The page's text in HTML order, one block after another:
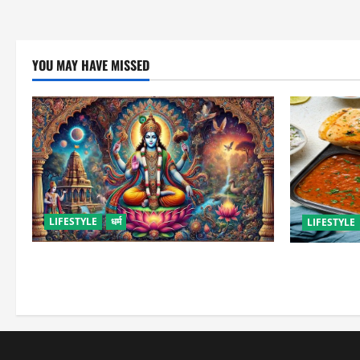
YOU MAY HAVE MISSED
LIFESTYLE धर्म LIFESTYLE